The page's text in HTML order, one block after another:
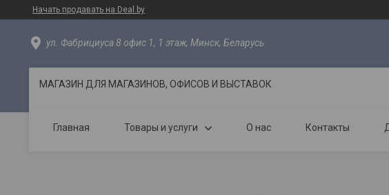
Начать продавать на Deal.by
ул. Фабрициуса 8 офис 1, 1 этаж, Минск, Беларусь
МАГАЗИН ДЛЯ МАГАЗИНОВ, ОФИСОВ И ВЫСТАВОК
Главная Товары и услуги О нас Контакты